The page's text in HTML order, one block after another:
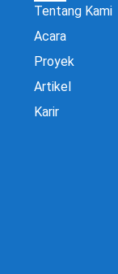
Tentang Kami
Acara
Proyek
Artikel
Karir